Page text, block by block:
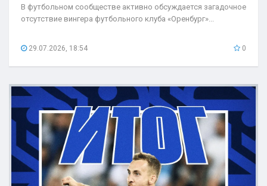
В футбольном сообществе активно обсуждается загадочное
отсутствие вингера футбольного клуба «Оренбург»...
29.07.2026, 18:54 0